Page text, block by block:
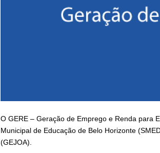
O GERE – Geração de Emprego e Renda para
Municipal de Educação de Belo Horizonte
(GEJOA).